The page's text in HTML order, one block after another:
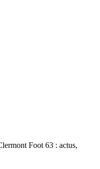
Foot 63 : actus,